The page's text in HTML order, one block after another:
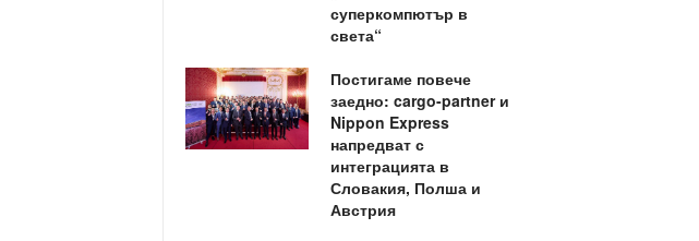
суперкомпютър в
света“
Постигаме повече
заедно: cargo-partner и
Nippon Express
напредват с
интеграцията в
Словакия, Полша и
Австрия